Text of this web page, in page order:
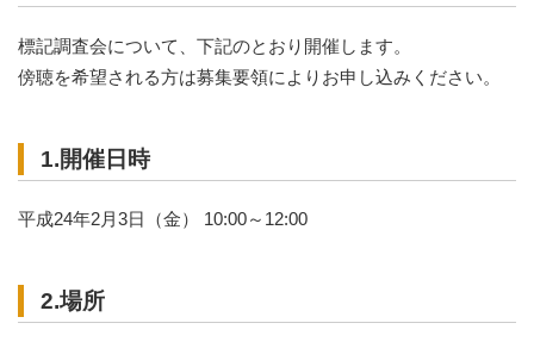
標記調査会について、下記のとおり開催します。
傍聴を希望される方は募集要領によりお申し込みください。
1.開催日時
平成24年2月3日（金） 10:00～12:00
2.場所